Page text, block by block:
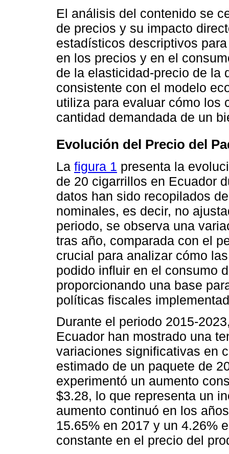
El análisis del contenido se
de precios y su impacto
estadísticos descriptivos
en los precios y en el
de la elasticidad-precio de la
consistente con el modelo
utiliza para evaluar cómo los
cantidad demandada de un
Evolución del Precio del
La figura 1 presenta la
de 20 cigarrillos en Ecuador
datos han sido recopilados
nominales, es decir, no
periodo, se observa una
tras año, comparada con el
crucial para analizar cómo
podido influir en el consumo
proporcionando una base
políticas fiscales
Durante el periodo 2015-
Ecuador han mostrado una
variaciones significativas en
estimado de un paquete de
experimentó un aumento
$3.28, lo que representa un
aumento continuó en los
15.65% en 2017 y un 4.26%
constante en el precio del